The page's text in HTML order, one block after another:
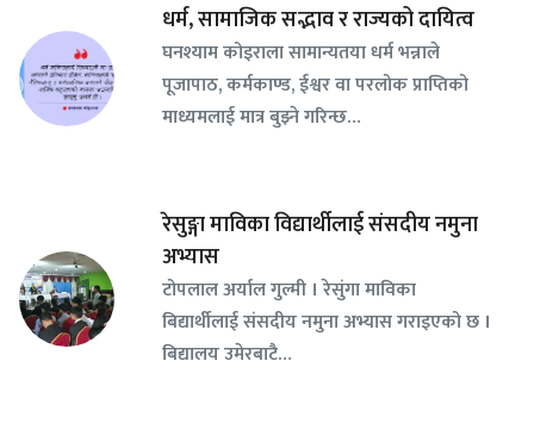
धर्म, सामाजिक सद्भाव र राज्यको दायित्व
घनश्याम कोइराला सामान्यतया धर्म भन्नाले
पूजापाठ, कर्मकाण्ड, ईश्वर वा परलोक प्राप्तिको
माध्यमलाई मात्र बुझ्ने गरिन्छ…
रेसुङ्गा माविका विद्यार्थीलाई संसदीय नमुना
अभ्यास
टोपलाल अर्याल गुल्मी । रेसुंगा माविका
बिद्यार्थीलाई संसदीय नमुना अभ्यास गराइएको छ ।
बिद्यालय उमेरबाटै…